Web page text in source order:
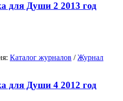
Души 2 2013 год
Каталог журналов /Журнал
для Души 4 2012 год